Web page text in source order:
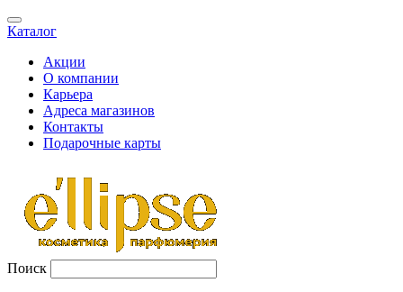
Каталог
Акции
О компании
Карьера
Адреса магазинов
Контакты
Подарочные карты
Поиск